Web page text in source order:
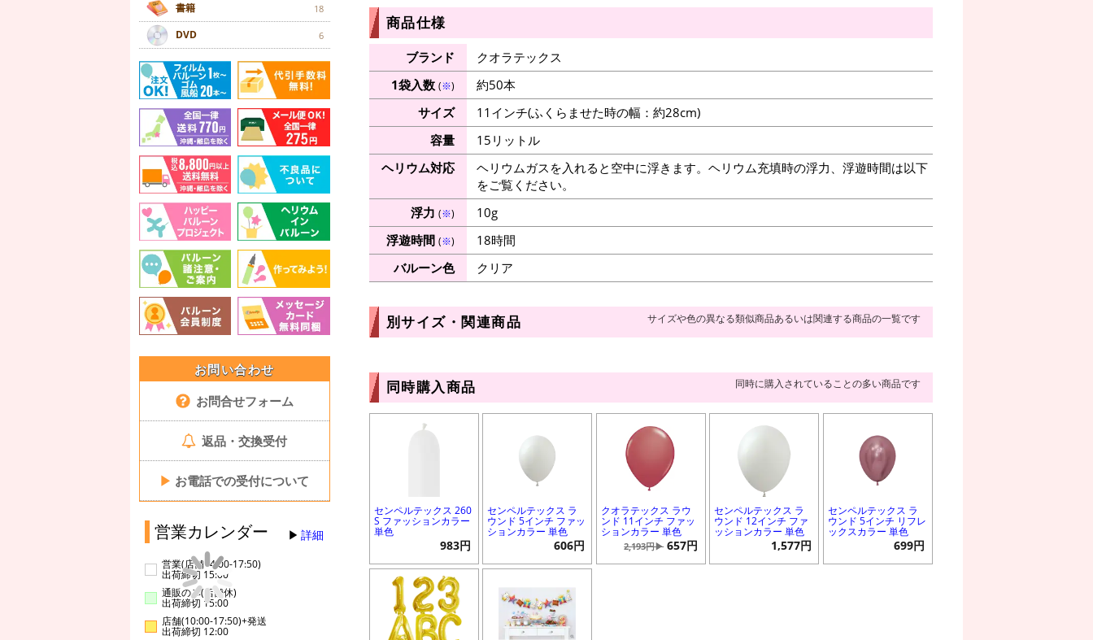
書籍 18
DVD 6
お問い合わせ
お問合せフォーム
返品・交換受付
▶ お電話での受付について
営業カレンダー 詳細
営業(店舗14:00-17:50)
出荷締切 15:00
通販のみ(店舗休)
出荷締切 15:00
店舗(10:00-17:50)+発送
出荷締切 12:00
商品仕様
ブランド
クオラテックス
1袋入数 (※)
約50本
サイズ
11インチ(ふくらませた時の幅：約28cm)
容量
15リットル
ヘリウム対応
ヘリウムガスを入れると空中に浮きます。ヘリウム充填時の浮力、浮遊時間は以下
をご覧ください。
浮力 (※)
10g
浮遊時間 (※)
18時間
バルーン色
クリア
別サイズ・関連商品 サイズや色の異なる類似商品あるいは関連する商品の一覧です
同時購入商品 同時に購入されていることの多い商品です
センペルテックス 260
S ファッションカラー
単色
983円
センペルテックス ラ
ウンド 5インチ ファッ
ションカラー 単色
606円
クオラテックス ラウ
ンド 11インチ ファッ
ションカラー 単色
2,193円▶ 657円
センペルテックス ラ
ウンド 12インチ ファ
ッションカラー 単色
1,577円
センペルテックス ラ
ウンド 5インチ リフレ
ックスカラー 単色
699円